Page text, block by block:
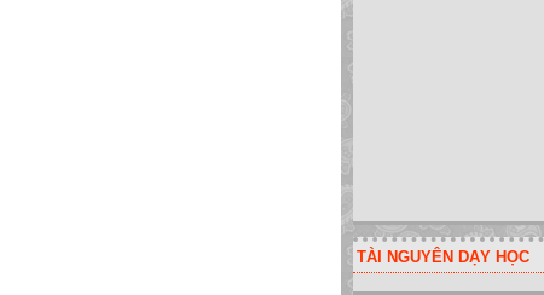
TÀI NGUYÊN DẠY HỌC